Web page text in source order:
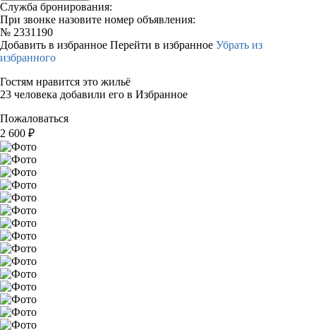
Служба бронирования:
При звонке назовите номер объявления:
№ 2331190
Добавить в избранное Перейти в избранное Убрать из
избранного
Гостям нравится это жильё
23 человека добавили его в Избранное
Пожаловаться
2 600 ₽